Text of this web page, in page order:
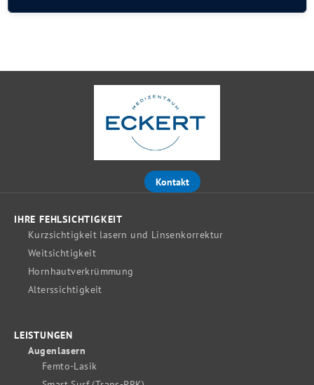
Kontakt
IHRE FEHLSICHTIGKEIT
Kurzsichtigkeit lasern und Linsenkorrektur
Weitsichtigkeit
Hornhautverkrümmung
Alterssichtigkeit
LEISTUNGEN
Augenlasern
Femto-Lasik